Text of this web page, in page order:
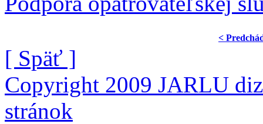
<
[ Späť ]
Copyright 2009 JARLU
stránok